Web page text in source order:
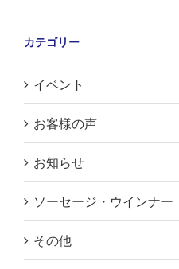
カテゴリー
イベント
お客様の声
お知らせ
ソーセージ・ウインナー
その他